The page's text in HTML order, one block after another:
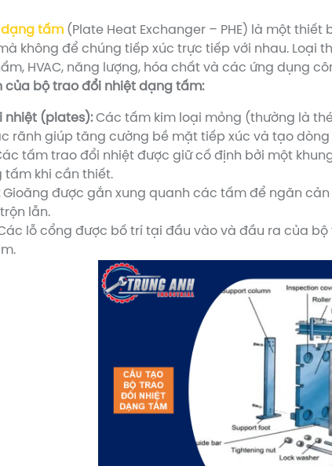
dạng tấm (Plate Heat Exchanger – PHE) là một
không để chúng tiếp xúc trực tiếp với nhau.
HVAC, năng lượng, hóa chất và các ứng dụng
của bộ trao đổi nhiệt dạng tấm:
nhiệt (plates):Các tấm kim loại mỏng (thường là
rãnh giúp tăng cường bề mặt tiếp xúc và tạo
tấm trao đổi nhiệt được giữ cố định bởi một
tấm khi cần thiết.
Gioăng được gắn xung quanh các tấm để ngăn
lẫn.
lỗ cổng được bố trí tại đầu vào và đầu ra của